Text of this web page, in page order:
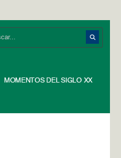
MOMENTOS DEL SIGLO XX